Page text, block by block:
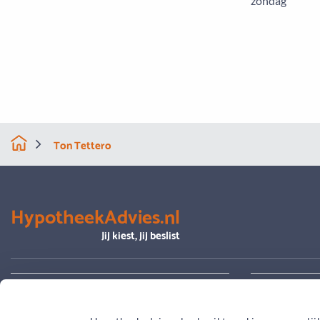
Ton Tettero
HypotheekAdvies.nl
Jij kiest, jij beslist